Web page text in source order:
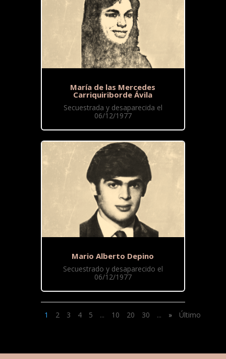
María de las Mercedes
Carriquiriborde Ávila
Secuestrada y desaparecida el
06/12/1977
Mario Alberto Depino
Secuestrado y desaparecido el
06/12/1977
1 2 3 4 5 ... 10 20 30 ... » Último